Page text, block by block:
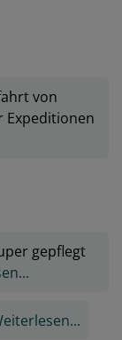
von
Expeditionen
gepflegt